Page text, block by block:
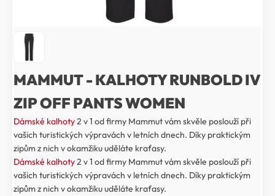
MAMMUT - KALHOTY RUNBOLD IV
ZIP OFF PANTS WOMEN
Dámské kalhoty2 v 1 od firmy Mammut vám skvěle poslouží při
vašich turistických výpravách v letních dnech. Díky praktickým
zipům z nich v okamžiku uděláte kraťasy.
Dámské kalhoty2 v 1 od firmy Mammut vám skvěle poslouží při
vašich turistických výpravách v letních dnech. Díky praktickým
zipům z nich v okamžiku uděláte kraťasy.